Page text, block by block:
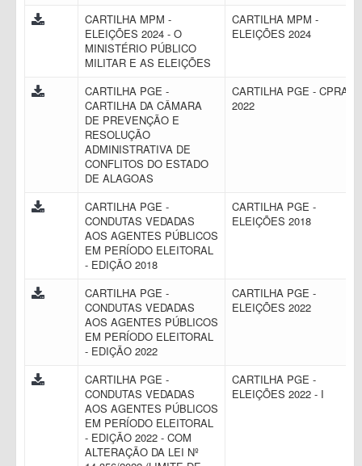
CARTILHA MPM -
ELEIÇÕES 2024 - O
MINISTÉRIO PÚBLICO
MILITAR E AS ELEIÇÕES
CARTILHA MPM -
ELEIÇÕES 2024
CARTILHA PGE -
CARTILHA DA CÂMARA
DE PREVENÇÃO E
RESOLUÇÃO
ADMINISTRATIVA DE
CONFLITOS DO ESTADO
DE ALAGOAS
CARTILHA PGE - CPRAC
2022
CARTILHA PGE -
CONDUTAS VEDADAS
AOS AGENTES PÚBLICOS
EM PERÍODO ELEITORAL
- EDIÇÃO 2018
CARTILHA PGE -
ELEIÇÕES 2018
CARTILHA PGE -
CONDUTAS VEDADAS
AOS AGENTES PÚBLICOS
EM PERÍODO ELEITORAL
- EDIÇÃO 2022
CARTILHA PGE -
ELEIÇÕES 2022
CARTILHA PGE -
CONDUTAS VEDADAS
AOS AGENTES PÚBLICOS
EM PERÍODO ELEITORAL
- EDIÇÃO 2022 - COM
ALTERAÇÃO DA LEI Nº
CARTILHA PGE -
ELEIÇÕES 2022 - I